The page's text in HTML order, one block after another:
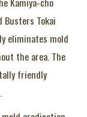
Tokai
eliminates mold
the area. The
friendly